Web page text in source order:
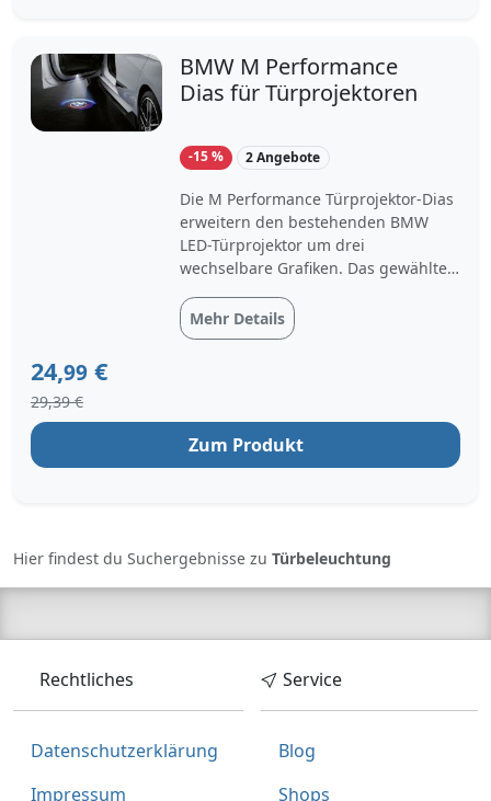
BMW M Performance
Dias für Türprojektoren
-15 % 2 Angebote
Die M Performance Türprojektor-Dias
erweitern den bestehenden BMW
LED-Türprojektor um drei
wechselbare Grafiken. Das gewählte
automatisch auf den Boden projiziert.
So ermöglichen die Türprojektoren
Mehr Details
24,99 €
29,39 €
Zum Produkt
Hier findest du Suchergebnisse zu Türbeleuchtung
Rechtliches
Datenschutzerklärung
Impressum
Service
Blog
Shops